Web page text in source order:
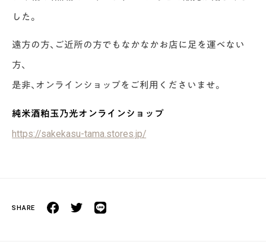
した。
遠方の方、ご近所の方でもなかなかお店に足を運べない
方、
是非、オンラインショップをご利用くださいませ。
純米酒粕玉乃光オンラインショップ
https://sakekasu-tama.stores.jp/